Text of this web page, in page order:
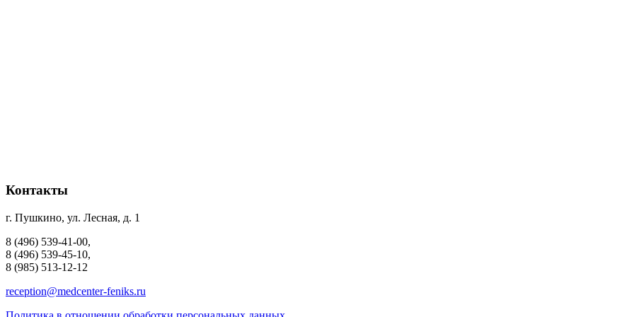
Контакты
г. Пушкино, ул. Лесная, д. 1
8 (496) 539-41-00,
8 (496) 539-45-10,
8 (985) 513-12-12
reception@medcenter-feniks.ru